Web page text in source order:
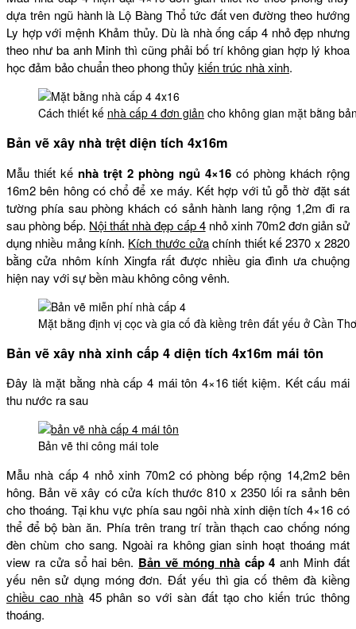
dựa trên ngũ hành là Lộ Bàng Thổ tức đất ven đường theo hướng
Ly hợp với mệnh Khảm thủy. Dù là nhà ống cấp 4 nhỏ đẹp nhưng
theo như ba anh Minh thì cũng phải bố trí không gian hợp lý khoa
học đảm bảo chuẩn theo phong thủy kiến trúc nhà xinh.
Cách thiết kế nhà cấp 4 đơn giản cho không gian mặt bằng
Bản vẽ xây nhà trệt diện tích 4x16m
Mẫu thiết kế nhà trệt 2 phòng ngủ 4×16 có phòng khách rộng
16m2 bên hông có chổ để xe máy. Kết hợp với tủ gỗ thờ đặt sát
tường phía sau phòng khách có sảnh hành lang rộng 1,2m đi ra
sau phòng bếp. Nội thất nhà đẹp cấp 4nhỏ xinh 70m2 đơn giản sử
dụng nhiều mảng kính. Kích thước cửachính thiết kế 2370 x 2820
bằng cửa nhôm kính Xingfa rất được nhiều gia đình ưa chuộng
hiện nay với sự bền màu không công vênh.
Mặt bằng định vị cọc và gia cố đà kiềng trên đất yếu ở Cần Thơ
Bản vẽ xây nhà xinh cấp 4 diện tích 4x16m mái tôn
Đây là mặt bằng nhà cấp 4 mái tôn 4×16 tiết kiệm. Kết cấu mái
thu nước ra sau
Bản vẽ thi công mái tole
Mẫu nhà cấp 4 nhỏ xinh 70m2 có phòng bếp rộng 14,2m2 bên
hông. Bản vẽ xây có cửa kích thước 810 x 2350 lối ra sảnh bên
cho thoáng. Tại khu vực phía sau ngôi nhà xinh diện tích 4×16 có
thể để bộ bàn ăn. Phía trên trang trí trần thạch cao chống nóng
đèn chùm cho sang. Ngoài ra không gian sinh hoạt thoáng mát
view ra cửa sổ hai bên. Bản vẽ móng nhàcấp 4 anh Minh đất
yếu nên sử dụng móng đơn. Đất yếu thì gia cố thêm đà kiềng
chiều cao nhà45 phân so với sàn đất tạo cho kiến trúc thông
thoáng.